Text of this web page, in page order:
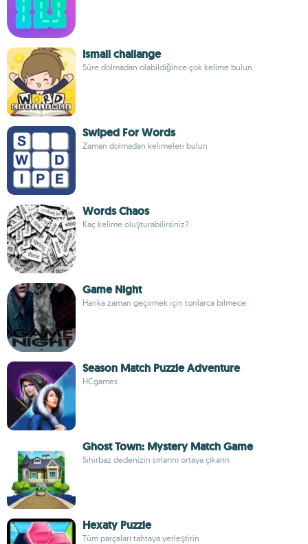
Ismail challange
Süre dolmadan olabildiğince çok kelime bulun
Swiped For Words
Zaman dolmadan kelimeleri bulun
Words Chaos
Kaç kelime oluşturabilirsiniz?
Game Night
Harika zaman geçirmek için tonlarca bilmece
Season Match Puzzle Adventure
HCgames
Ghost Town: Mystery Match Game
Sihirbaz dedenizin sırlarını ortaya çıkarın
Hexaty Puzzle
Tüm parçaları tahtaya yerleştirin